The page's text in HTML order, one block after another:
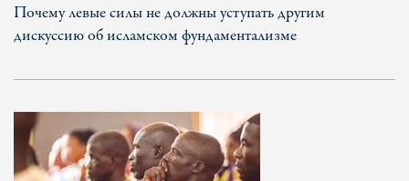
Почему левые силы не должны уступать другим
дискуссию об исламском фундаментализме